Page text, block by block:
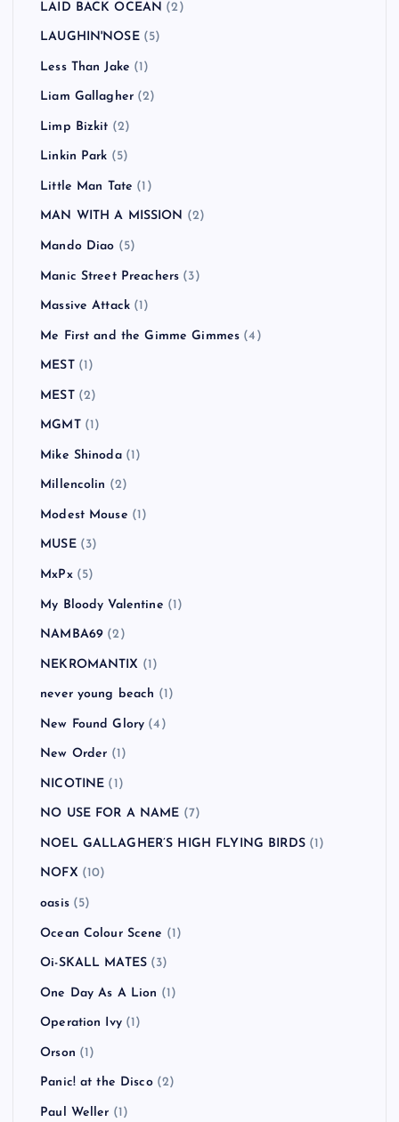
LAID BACK OCEAN (2)
LAUGHIN'NOSE(5)
Less Than Jake (1)
Liam Gallagher (2)
Limp Bizkit (2)
Linkin Park (5)
Little Man Tate (1)
MAN WITH A MISSION (2)
Mando Diao (5)
Manic Street Preachers (3)
Massive Attack (1)
Me First and the Gimme Gimmes (4)
MEST(1)
MEST(2)
MGMT(1)
Mike Shinoda(1)
Millencolin (2)
Modest Mouse (1)
MUSE(3)
MxPx(5)
My Bloody Valentine (1)
NAMBA69 (2)
NEKROMANTIX (1)
never young beach (1)
New Found Glory (4)
New Order (1)
NICOTINE (1)
NO USE FOR A NAME (7)
NOEL GALLAGHER’S HIGH FLYING BIRDS(1)
NOFX (10)
oasis(5)
Ocean Colour Scene (1)
Oi-SKALL MATES (3)
One Day As A Lion (1)
Operation Ivy(1)
Orson (1)
Panic! at the Disco(2)
Paul Weller (1)